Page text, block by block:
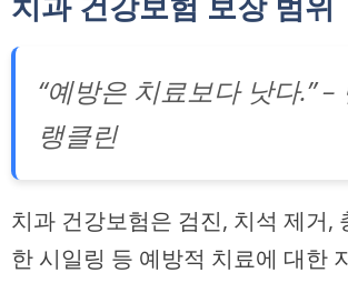
“예방은 치료보다 낫다.”
랭클린
치과 건강보험은 검진, 치석 제거,
한 시일링 등 예방적 치료에 대한